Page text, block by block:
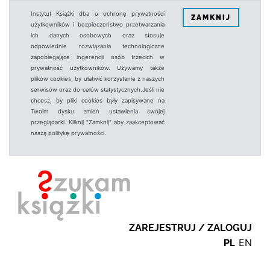
Instytut Książki dba o ochronę prywatności
użytkowników i bezpieczeństwo przetwarzania
ich danych osobowych oraz stosuje
odpowiednie rozwiązania technologiczne
zapobiegające ingerencji osób trzecich w
prywatność użytkowników. Używamy także
plików cookies, by ułatwić korzystanie z naszych
serwisów oraz do celów statystycznych.Jeśli nie
chcesz, by pliki cookies były zapisywane na
Twoim dysku zmień ustawienia swojej
przeglądarki. Kliknij "Zamknij" aby zaakceptować
naszą politykę prywatności.
ZAMKNIJ
ZAREJESTRUJ / ZALOGUJ
PL EN